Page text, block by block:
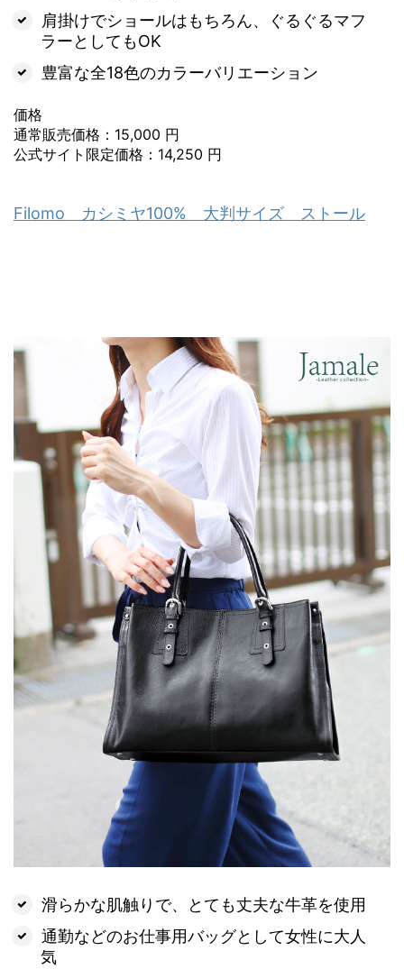
肩掛けでショールはもちろん、ぐるぐるマフ
ラーとしてもOK
豊富な全18色のカラーバリエーション
価格
通常販売価格：15,000 円
公式サイト限定価格：14,250 円
Filomo カシミヤ100% 大判サイズ ストール
滑らかな肌触りで、とても丈夫な牛革を使用
通勤などのお仕事用バッグとして女性に大人
気